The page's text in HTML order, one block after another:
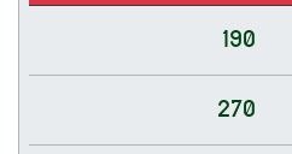
190
270